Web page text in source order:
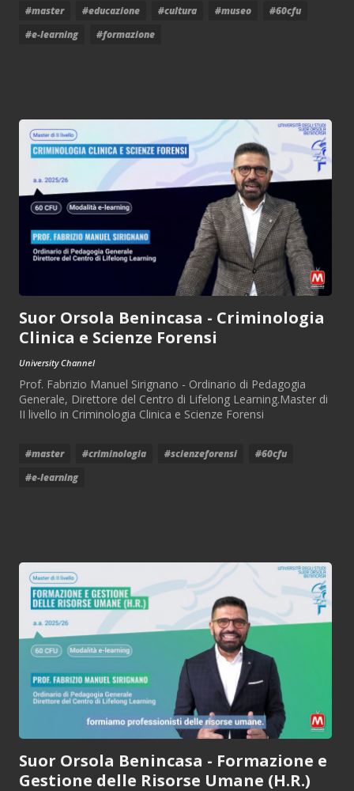
#master #educazione #cultura #museo
#60cfu
#e-learning
#formazione
Suor Orsola Benincasa - Criminologia
Clinica e Scienze Forensi
University Channel
Prof. Fabrizio Manuel Sirignano - Ordinario di Pedagogia
Generale, Direttore del Centro di Lifelong Learning.Master di
II livello in Criminologia Clinica e Scienze Forensi
#master #criminologia #scienzeforensi
#60cfu
#e-learning
Suor Orsola Benincasa - Formazione e
Gestione delle Risorse Umane (H.R.)